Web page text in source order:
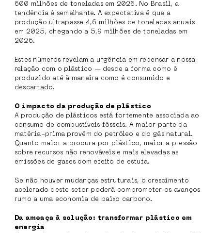
600 milhões de toneladas em 2026. No Brasil, a
tendência é semelhante. A expectativa é que a
produção ultrapasse 4,6 milhões de toneladas anuais
em 2025, chegando a 5,9 milhões de toneladas em
2026.
Estes números revelam a urgência em repensar a nossa
relação com o plástico — desde a forma como é
produzido até à maneira como é consumido e
descartado.
O impacto da produção de plástico
A produção de plásticos está fortemente associada ao
consumo de combustíveis fósseis. A maior parte da
matéria-prima provém do petróleo e do gás natural.
Quanto maior a procura por plástico, maior a pressão
sobre recursos não renováveis e mais elevadas as
emissões de gases com efeito de estufa.
Se não houver mudanças estruturais, o crescimento
acelerado deste setor poderá comprometer os avanços
rumo a uma economia de baixo carbono.
Da ameaça à solução: transformar plástico em
energia